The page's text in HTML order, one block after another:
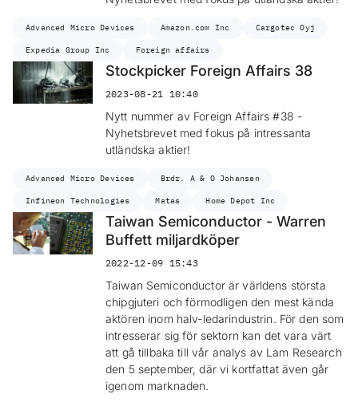
Advanced Micro Devices Amazon.com Inc Cargotec Oyj
Expedia Group Inc Foreign affairs
Stockpicker Foreign Affairs 38
2023-08-21 10:40
Nytt nummer av Foreign Affairs #38 -
Nyhetsbrevet med fokus på intressanta
utländska aktier!
Advanced Micro Devices Brdr. A & O Johansen
Infineon Technologies Matas Home Depot Inc
Taiwan Semiconductor - Warren
Buffett miljardköper
2022-12-09 15:43
Taiwan Semiconductor är världens största
chipgjuteri och förmodligen den mest kända
aktören inom halv-ledarindustrin. För den som
intresserar sig för sektorn kan det vara värt
att gå tillbaka till vår analys av Lam Research
den 5 september, där vi kortfattat även går
igenom marknaden.